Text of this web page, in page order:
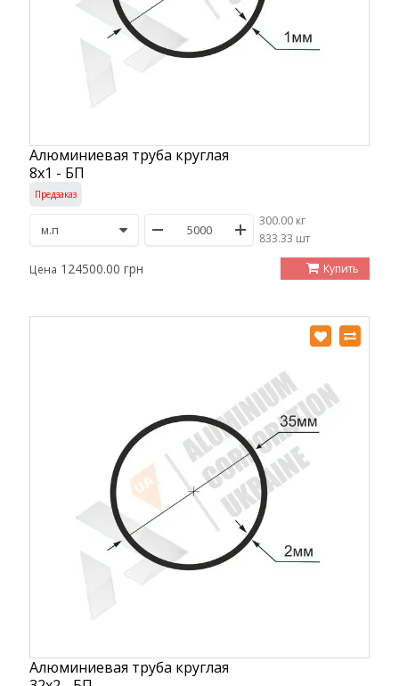
Алюминиевая труба круглая
8х1 - БП
Предзаказ
300.00 кг
/833.33 шт
Цена 124500.00 грн Купить
Алюминиевая труба круглая